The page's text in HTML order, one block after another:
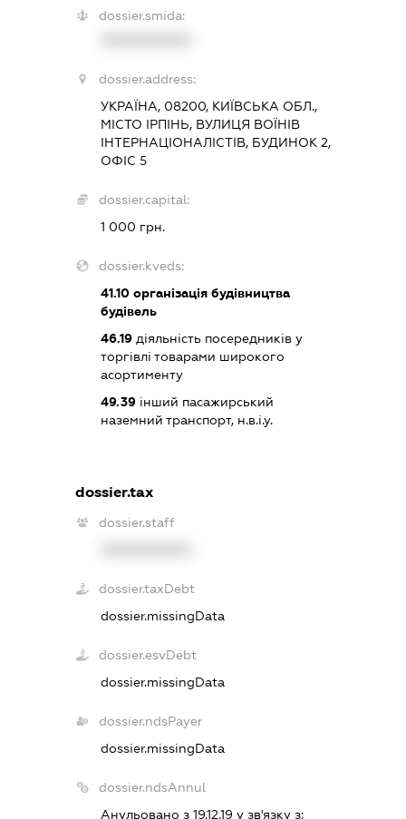
dossier.smida:
dossier.address:
УКРАЇНА, 08200, КИЇВСЬКА ОБЛ.,
МІСТО ІРПІНЬ, ВУЛИЦЯ ВОЇНІВ
ІНТЕРНАЦІОНАЛІСТІВ, БУДИНОК 2,
ОФІС 5
dossier.capital:
1 000 грн.
dossier.kveds:
41.10організація будівництва
будівель
46.19діяльність посередників у
торгівлі товарами широкого
асортименту
49.39інший пасажирський
наземний транспорт, н.в.і.у.
dossier.tax
dossier.staff
dossier.taxDebt
dossier.missingData
dossier.esvDebt
dossier.missingData
dossier.ndsPayer
dossier.missingData
dossier.ndsAnnul
Анульовано з 19.12.19 у зв'язку з: